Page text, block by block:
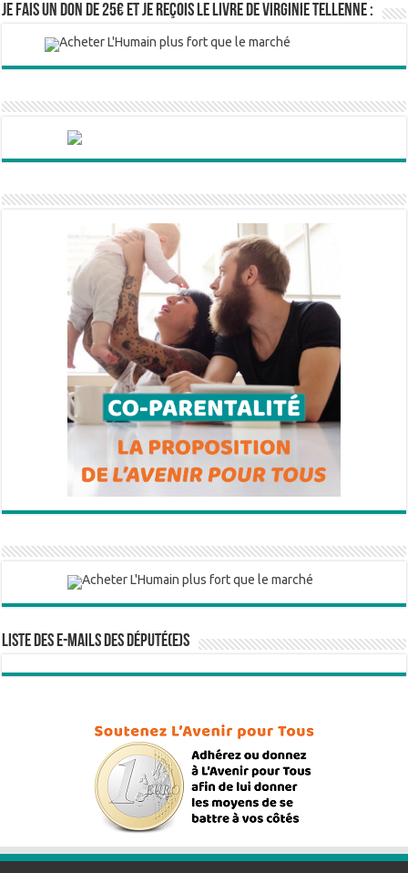
Je fais un don de 25€ et je reçois le livre de Virginie Tellenne :
Liste des e-mails des député(e)s